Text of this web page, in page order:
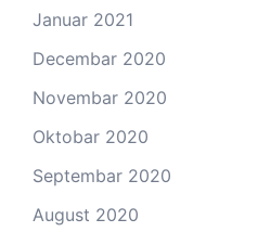
Januar 2021
Decembar 2020
Novembar 2020
Oktobar 2020
Septembar 2020
August 2020